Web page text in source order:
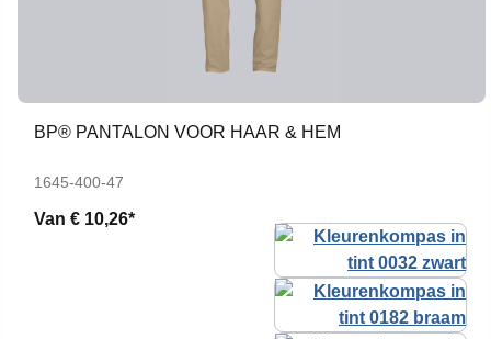
BP® PANTALON VOOR HAAR & HEM
1645-400-47
Van € 10,26*